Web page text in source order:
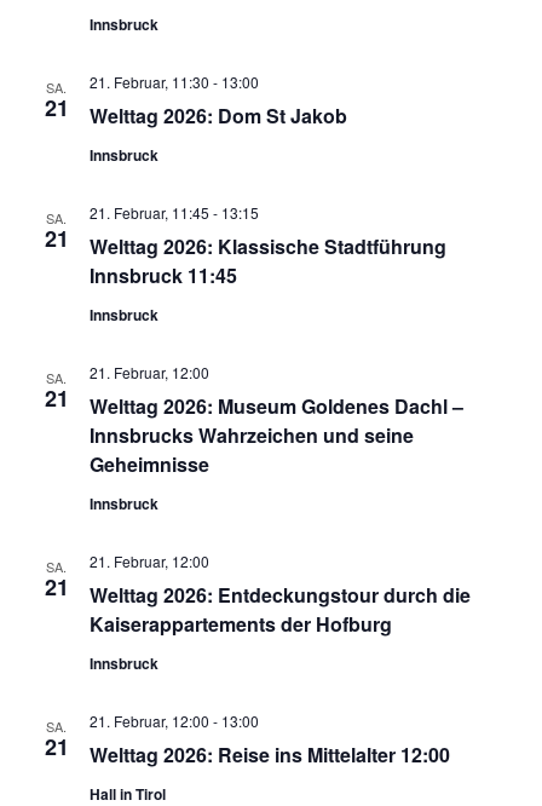
Innsbruck
SA.
21 Welttag 2026: Dom St Jakob
21. Februar, 11:30 - 13:00
Innsbruck
SA.
21
Welttag 2026: Klassische Stadtführung
Innsbruck 11:45
21. Februar, 11:45 - 13:15
Innsbruck
SA.
21
Welttag 2026: Museum Goldenes Dachl –
Innsbrucks Wahrzeichen und seine
Geheimnisse
21. Februar, 12:00
Innsbruck
SA.
21
Welttag 2026: Entdeckungstour durch die
Kaiserappartements der Hofburg
21. Februar, 12:00
Innsbruck
SA.
21 Welttag 2026: Reise ins Mittelalter 12:00
21. Februar, 12:00 - 13:00
Hall in Tirol